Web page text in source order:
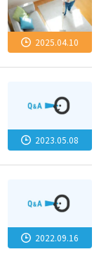
2025.04.10
2023.05.08
2022.09.16